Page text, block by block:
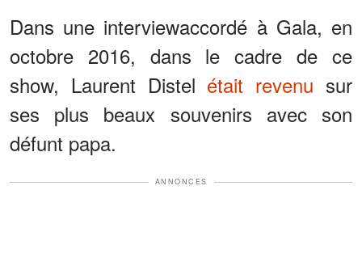
Dans une interviewaccordé à Gala, en
octobre 2016, dans le cadre de ce
show, Laurent Distel était revenu sur
ses plus beaux souvenirs avec son
défunt papa.
ANNONCES